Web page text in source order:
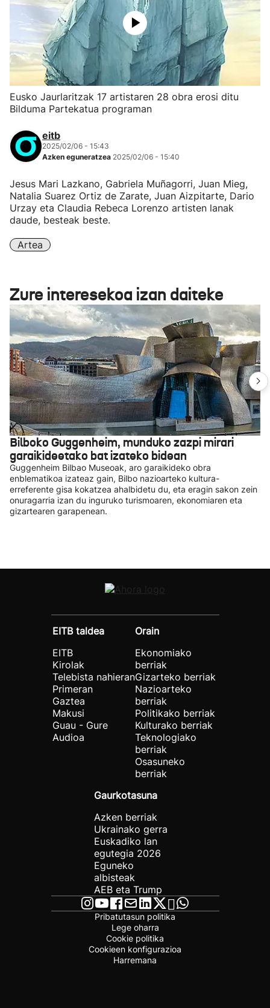
Eusko Jaurlaritzak 17 artistaren 28 obra erosi ditu
Bilduma Partekatua programan
eitb
2025/02/06 - 15:43
Azken eguneratzea 2025/02/06 - 15:40
Jesus Mari Lazkano, Gabriela Muñagorri, Juan Mieg,
Natalia Suarez Ortiz de Zarate, Juan Aizpitarte, Dario
Urzay eta Claudia Rebeca Lorenzo artisten lanak
daude, besteak beste.
Artea
Zure interesekoa izan daiteke
Bilboko Guggenheim, munduko zazpi mirari
garaikideetako bat izateko bidean
Guggenheim Bilbao Museoak, aro garaikideko obra
enblematikoa izateaz gain, Bilbo nazioarteko kultura-
erreferente gisa kokatzea ahalbidetu du, eta eragin sakon zein
onuragarria izan du inguruko turismoaren, ekonomiaren eta
gizartearen garapenean.
EITB taldea
EITB
Kirolak
Telebista nahieran
Primeran
Gaztea
Makusi
Guau - Gure
Audioa
Orain
Ekonomiako
berriak
Gizarteko berriak
Nazioarteko
berriak
Politikako berriak
Kulturako berriak
Teknologiako
berriak
Osasuneko
berriak
Gaurkotasuna
Azken berriak
Ukrainako gerra
Euskadiko lan
egutegia 2026
Eguneko
albisteak
AEB eta Trump
Pribatutasun politika
Lege oharra
Cookie politika
Cookieen konfigurazioa
Harremana